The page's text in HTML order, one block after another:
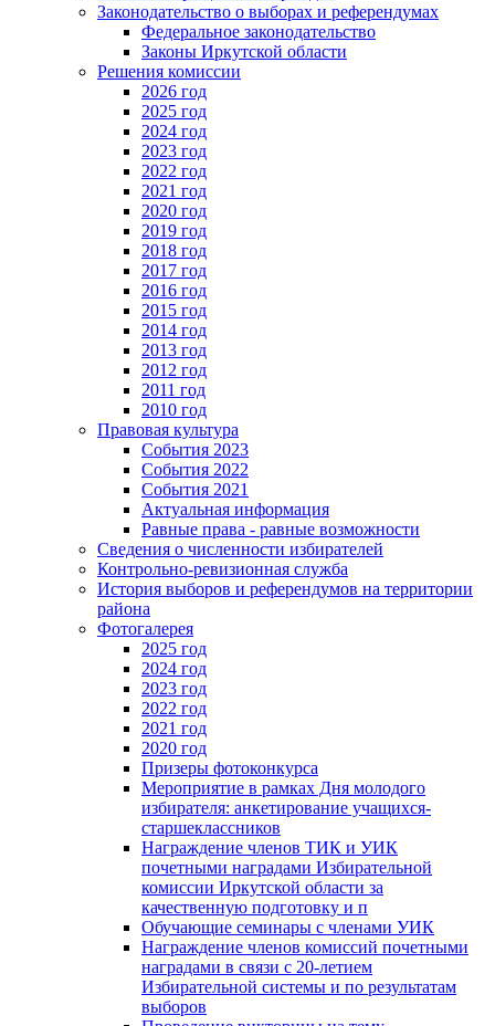
Законодательство о выборах и референдумах
Федеральное законодательство
Законы Иркутской области
Решения комиссии
2026 год
2025 год
2024 год
2023 год
2022 год
2021 год
2020 год
2019 год
2018 год
2017 год
2016 год
2015 год
2014 год
2013 год
2012 год
2011 год
2010 год
Правовая культура
События 2023
События 2022
События 2021
Актуальная информация
Равные права - равные возможности
Сведения о численности избирателей
Контрольно-ревизионная служба
История выборов и референдумов на территории
района
Фотогалерея
2025 год
2024 год
2023 год
2022 год
2021 год
2020 год
Призеры фотоконкурса
Мероприятие в рамках Дня молодого
избирателя: анкетирование учащихся-
старшеклассников
Награждение членов ТИК и УИК
почетными наградами Избирательной
комиссии Иркутской области за
качественную подготовку и п
Обучающие семинары с членами УИК
Награждение членов комиссий почетными
наградами в связи с 20-летием
Избирательной системы и по результатам
выборов